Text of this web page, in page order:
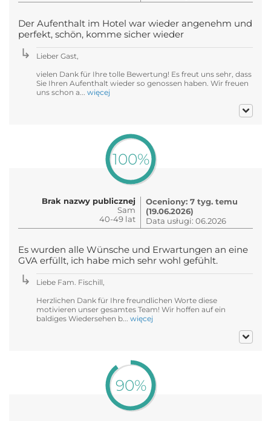
Der Aufenthalt im Hotel war wieder angenehm und
perfekt, schön, komme sicher wieder
Lieber Gast,
vielen Dank für Ihre tolle Bewertung! Es freut uns sehr, dass
Sie Ihren Aufenthalt wieder so genossen haben. Wir freuen
uns schon a... więcej
100%
Brak nazwy publicznej
Sam
40-49 lat
Oceniony: 7 tyg. temu
(19.06.2026)
Data usługi: 06.2026
Es wurden alle Wünsche und Erwartungen an eine
GVA erfüllt, ich habe mich sehr wohl gefühlt.
Liebe Fam. Fischill,
Herzlichen Dank für Ihre freundlichen Worte diese
motivieren unser gesamtes Team! Wir hoffen auf ein
baldiges Wiedersehen b... więcej
90%